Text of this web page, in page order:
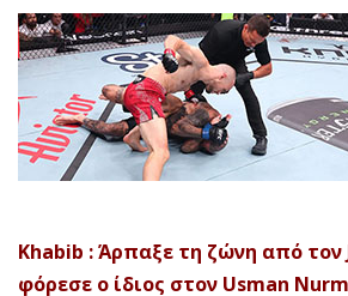
Khabib : Άρπαξε τη ζώνη από τον
φόρεσε ο ίδιος στον Usman